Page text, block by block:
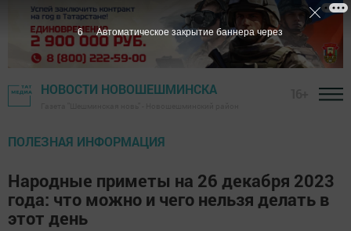
НОВОСТИ НОВОШЕШМИНСКА
ПОЛЕЗНАЯ ИНФОРМАЦИЯ
Народные приметы на 26 декабря 2023
года: что можно и чего нельзя делать в
этот день
4 Автоматическое закрытие баннера через